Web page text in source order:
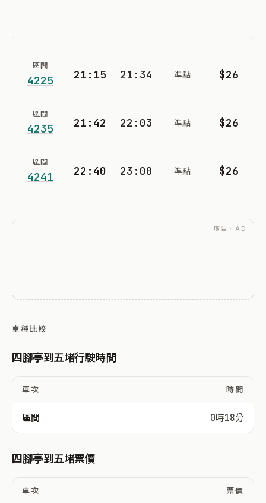
區間
4225 21:15 21:34 準點 $26
區間
4235 21:42 22:03 準點 $26
區間
4241 22:40 23:00 準點 $26
廣告 · AD
車種比較
四腳亭到五堵行駛時間
車次 時間
區間 0時18分
四腳亭到五堵票價
車次 票價